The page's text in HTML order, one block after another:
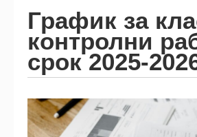
График за
контролни
срок 2025-